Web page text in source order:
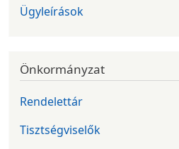
Ügyleírások
Önkormányzat
Rendelettár
Tisztségviselők